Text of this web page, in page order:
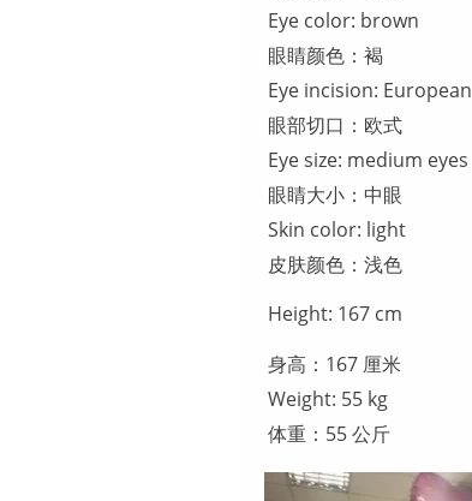
Eye color: brown
眼睛颜色：褐
Eye incision: European
眼部切口：欧式
Eye size: medium eyes
眼睛大小：中眼
Skin color: light
皮肤颜色：浅色
Height: 167 cm
身高：167 厘米
Weight: 55 kg
体重：55 公斤